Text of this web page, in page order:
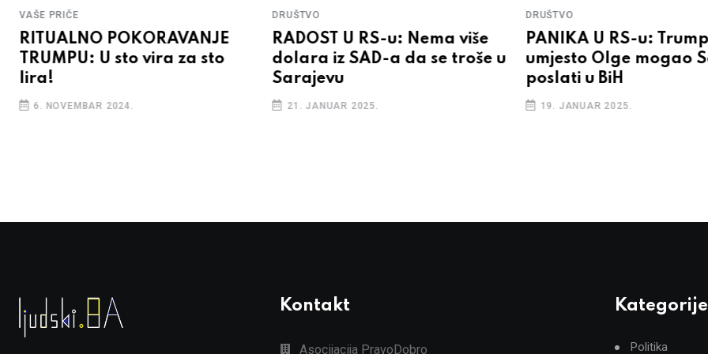
VAŠE PRIČE
RITUALNO POKORAVANJE
TRUMPU: U sto vira za sto
lira!
6. NOVEMBAR 2024.
DRUŠTVO
RADOST U RS-u: Nema više
dolara iz SAD-a da se troše u
Sarajevu
21. JANUAR 2025.
DRUŠTVO
PANIKA U RS-u:
umjesto Olge mogao
poslati u BiH
19. JANUAR 2025.
Kontakt
Asocijacija PravoDobro
Kategorije
Politika